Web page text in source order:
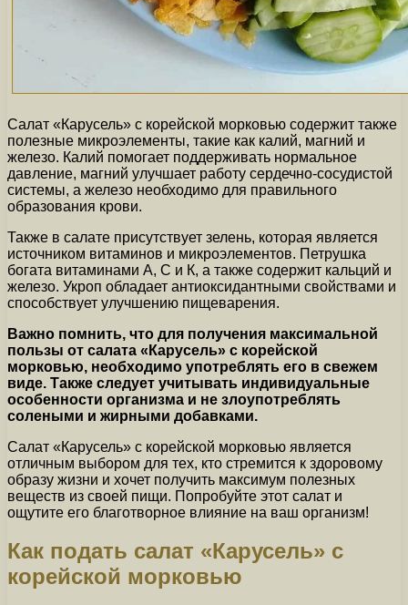
Салат «Карусель» с корейской морковью содержит также
полезные микроэлементы, такие как калий, магний и
железо. Калий помогает поддерживать нормальное
давление, магний улучшает работу сердечно-сосудистой
системы, а железо необходимо для правильного
образования крови.
Также в салате присутствует зелень, которая является
источником витаминов и микроэлементов. Петрушка
богата витаминами А, С и К, а также содержит кальций и
железо. Укроп обладает антиоксидантными свойствами и
способствует улучшению пищеварения.
Важно помнить, что для получения максимальной
пользы от салата «Карусель» с корейской
морковью, необходимо употреблять его в свежем
виде. Также следует учитывать индивидуальные
особенности организма и не злоупотреблять
солеными и жирными добавками.
Салат «Карусель» с корейской морковью является
отличным выбором для тех, кто стремится к здоровому
образу жизни и хочет получить максимум полезных
веществ из своей пищи. Попробуйте этот салат и
ощутите его благотворное влияние на ваш организм!
Как подать салат «Карусель» с
корейской морковью